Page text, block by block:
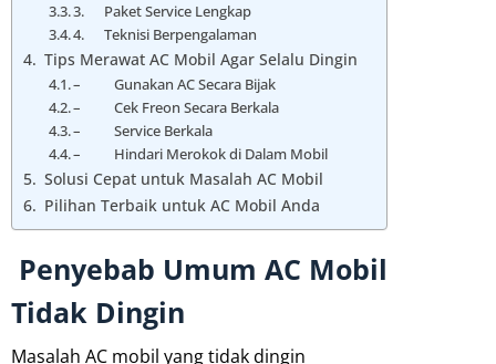
3. Paket Service Lengkap
4. Teknisi Berpengalaman
Tips Merawat AC Mobil Agar Selalu Dingin
– Gunakan AC Secara Bijak
– Cek Freon Secara Berkala
– Service Berkala
– Hindari Merokok di Dalam Mobil
Solusi Cepat untuk Masalah AC Mobil
Pilihan Terbaik untuk AC Mobil Anda
Penyebab Umum AC Mobil
Tidak Dingin
Masalah AC mobil yang tidak dingin